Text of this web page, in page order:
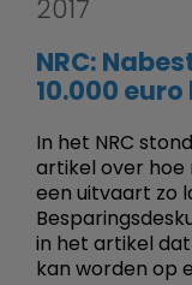
2017
NRC:
10.000
In het NRC
artikel over hoe
een uitvaart zo
in het artikel
kan worden op